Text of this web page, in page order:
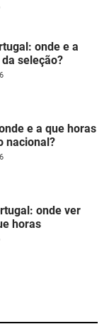
onde e a
seleção?
e a que horas
nacional?
onde ver
horas